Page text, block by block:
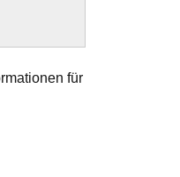
für